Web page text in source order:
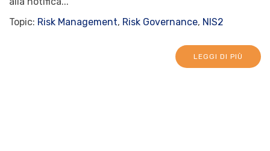
Topic: Risk Management, Risk Governance, NIS2
LEGGI DI PIÙ